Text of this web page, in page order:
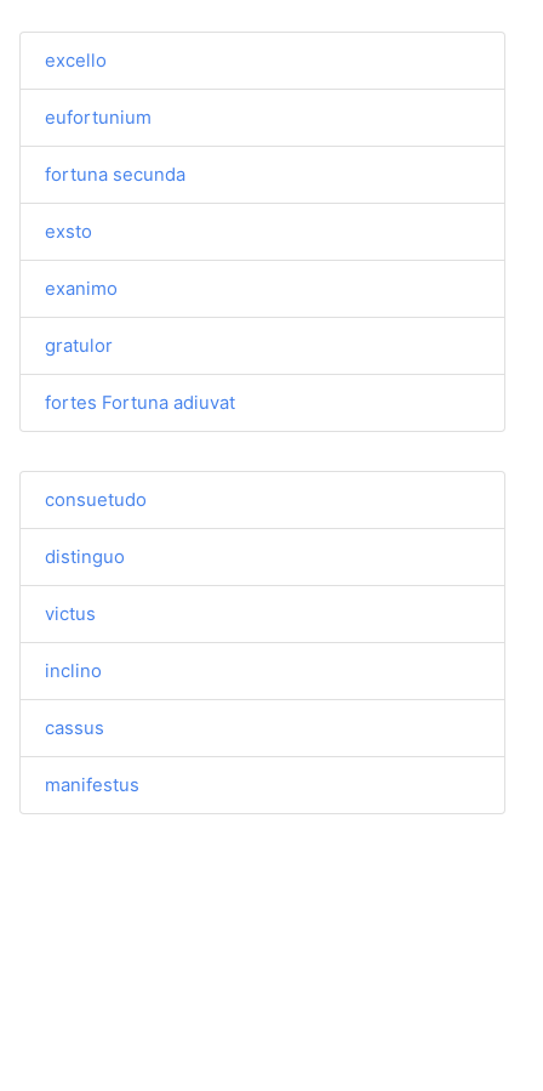
excello
eufortunium
fortuna secunda
exsto
exanimo
gratulor
fortes Fortuna adiuvat
consuetudo
distinguo
victus
inclino
cassus
manifestus